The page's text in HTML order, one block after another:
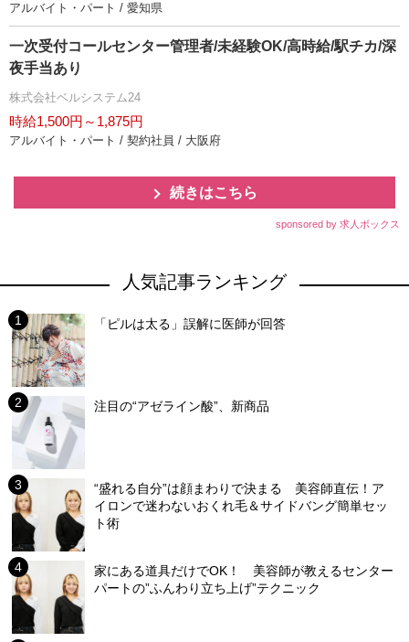
アルバイト・パート / 愛知県
一次受付コールセンター管理者/未経験OK/高時給/駅チカ/深
夜手当あり
株式会社ベルシステム24
時給1,500円～1,875円
アルバイト・パート / 契約社員 / 大阪府
続きはこちら
sponsored by 求人ボックス
人気記事ランキング
「ピルは太る」誤解に医師が回答
注目の“アゼライン酸”、新商品
“盛れる自分”は顔まわりで決まる 美容師直伝！ア
イロンで迷わないおくれ毛＆サイドバング簡単セッ
ト術
家にある道具だけでOK！ 美容師が教えるセンター
パートの”ふんわり立ち上げ”テクニック